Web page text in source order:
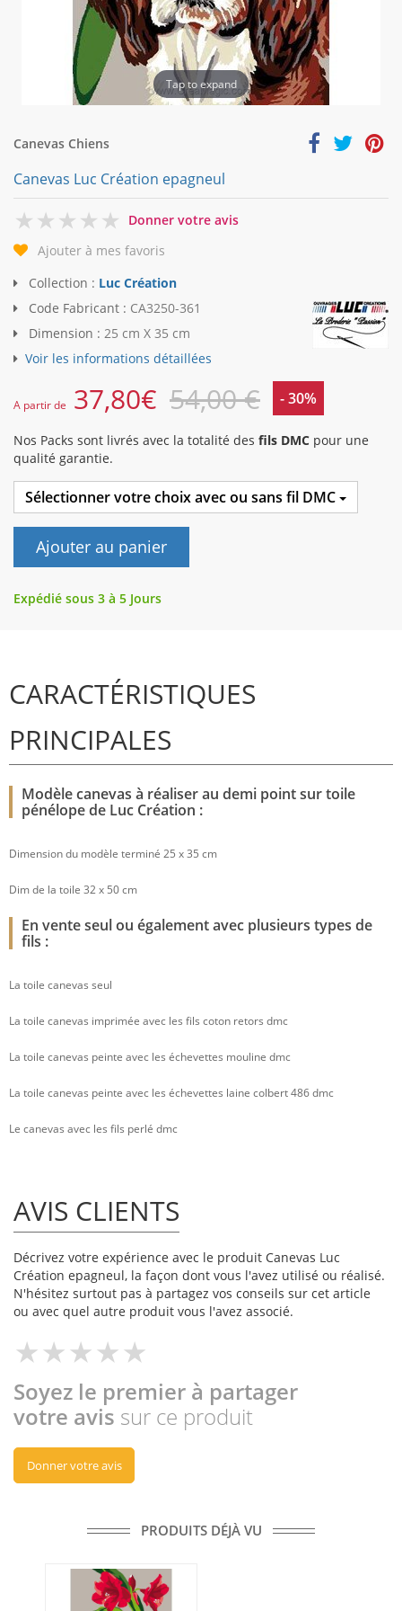
Tap to expand
Canevas Chiens
Canevas Luc Création epagneul
0
Donner votre avis
Ajouter à mes favoris
Collection : Luc Création
Code Fabricant : CA3250-361
Dimension : 25 cm X 35 cm
Voir les informations détaillées
A partir de 37,80€ 54,00 € - 30%
Nos Packs sont livrés avec la totalité des fils DMC pour une
qualité garantie.
Sélectionner votre choix avec ou sans fil DMC
Ajouter au panier
Expédié sous 3 à 5 Jours
CARACTÉRISTIQUES
PRINCIPALES
Modèle canevas à réaliser au demi point sur toile
pénélope de Luc Création :
Dimension du modèle terminé 25 x 35 cm
Dim de la toile 32 x 50 cm
En vente seul ou également avec plusieurs types de
fils :
La toile canevas seul
La toile canevas imprimée avec les fils coton retors dmc
La toile canevas peinte avec les échevettes mouline dmc
La toile canevas peinte avec les échevettes laine colbert 486 dmc
Le canevas avec les fils perlé dmc
AVIS CLIENTS
Décrivez votre expérience avec le produit Canevas Luc
Création epagneul, la façon dont vous l'avez utilisé ou réalisé.
N'hésitez surtout pas à partagez vos conseils sur cet article
ou avec quel autre produit vous l'avez associé.
Soyez le premier à partager
votre avis sur ce produit
Donner votre avis
PRODUITS DÉJÀ VU